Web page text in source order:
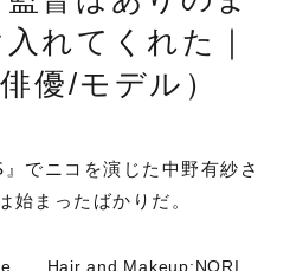
れてくれた｜
優/モデル）
でニコを演じた中野有紗さ
始まったばかりだ。
Hair and Makeup:NORI